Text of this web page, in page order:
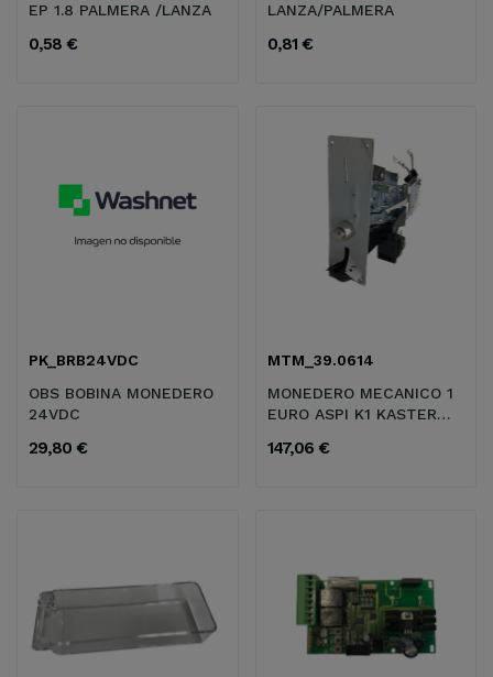
EP 1.8 PALMERA /LANZA
0,58 €
LANZA/PALMERA
0,81 €
PK_BRB24VDC
OBS BOBINA MONEDERO
24VDC
29,80 €
MTM_39.0614
MONEDERO MECANICO 1
EURO ASPI K1 KASTER
147,06 €